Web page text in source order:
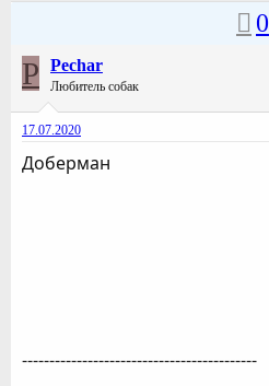
0
P Pechar
Любитель собак
17.07.2020
Доберман
-------------------------------------------